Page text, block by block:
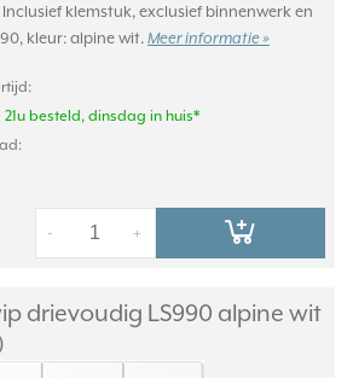
klemstuk, exclusief binnenwerk en
kleur: alpine wit. Meer informatie »
besteld, dinsdag in huis*
+
-
drievoudig LS990 alpine wit